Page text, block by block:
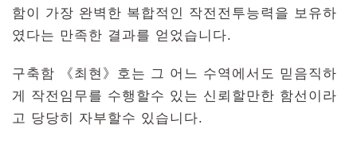
함이 가장 완벽한 복합적인 작전전투능력을 보유하
였다는 만족한 결과를 얻었습니다.
구축함 《최현》호는 그 어느 수역에서도 믿음직하
게 작전임무를 수행할수 있는 신뢰할만한 함선이라
고 당당히 자부할수 있습니다.